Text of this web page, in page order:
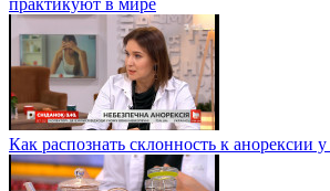
Как распознать склонность к анорексии